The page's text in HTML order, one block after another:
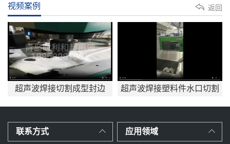
视频案例 返回
超声波焊接切割成型封边
超声波焊接塑料件水口切割
联系方式 应用领域